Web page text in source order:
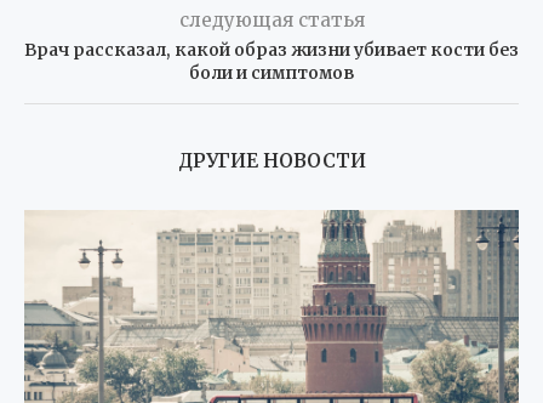
следующая статья
Врач рассказал, какой образ жизни убивает кости без
боли и симптомов
ДРУГИЕ НОВОСТИ